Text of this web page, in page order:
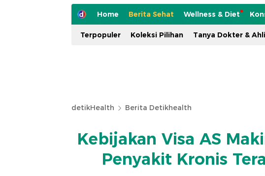
Home Berita Sehat Wellness & Diet
Terpopuler Koleksi Pilihan Tanya Dokter & Ahli
detikHealth Berita Detikhealth
Kebijakan Visa AS
Penyakit Kronis